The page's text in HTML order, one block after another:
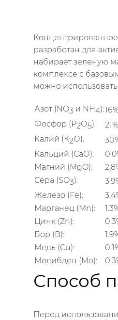
разработан для
набирает зеленую
комплексе с
можно
Азот (NO3 и NH4):
Фосфор (Р2О5):
21%
Калий (К2О):
Кальций (СaО):
Магний (MgO):
Сера (SO3):
Железо (Fe):
Марганец (Mn):
Цинк (Zn):
Бор (В):
Медь (Cu):
Молибден (Mo):
Способ
Перед